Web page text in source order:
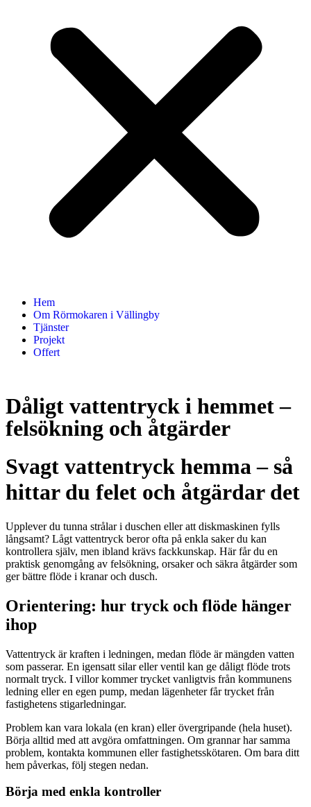
Hem
Om Rörmokaren i Vällingby
Tjänster
Projekt
Offert
Dåligt vattentryck i hemmet –
felsökning och åtgärder
Svagt vattentryck hemma – så
hittar du felet och åtgärdar det
Upplever du tunna strålar i duschen eller att diskmaskinen fylls
långsamt? Lågt vattentryck beror ofta på enkla saker du kan
kontrollera själv, men ibland krävs fackkunskap. Här får du en
praktisk genomgång av felsökning, orsaker och säkra åtgärder som
ger bättre flöde i kranar och dusch.
Orientering: hur tryck och flöde hänger
ihop
Vattentryck är kraften i ledningen, medan flöde är mängden vatten
som passerar. En igensatt silar eller ventil kan ge dåligt flöde trots
normalt tryck. I villor kommer trycket vanligtvis från kommunens
ledning eller en egen pump, medan lägenheter får trycket från
fastighetens stigarledningar.
Problem kan vara lokala (en kran) eller övergripande (hela huset).
Börja alltid med att avgöra omfattningen. Om grannar har samma
problem, kontakta kommunen eller fastighetsskötaren. Om bara ditt
hem påverkas, följ stegen nedan.
Börja med enkla kontroller